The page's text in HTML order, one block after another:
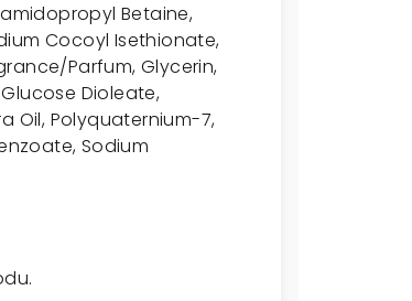
Betaine,
Cocoyl Isethionate,
Parfum, Glycerin,
Dioleate,
Oil, Polyquaternium-7,
Sodium